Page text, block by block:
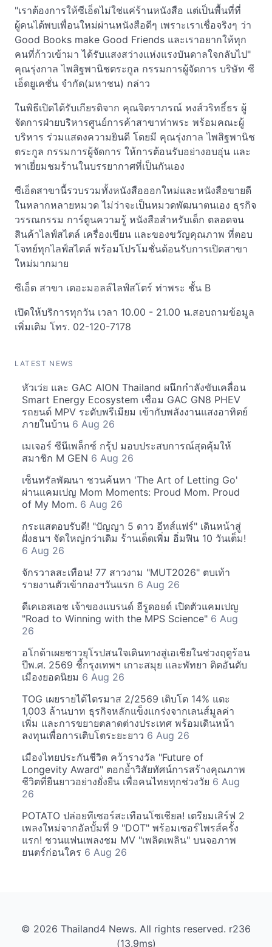
"เราต้องการให้ซีเอ็ดไม่ใช่แค่ร้านหนังสือ แต่เป็นพื้นที่ที่
ผู้คนได้พบเพื่อนใหม่ผ่านหนังสือดีๆ เพราะเราเชื่อจริงๆ ว่า
Good Books make Good Friends และเราอยากให้ทุก
คนที่ก้าวเข้ามา ได้รับแสงสว่างแห่งแรงบันดาลใจกลับไป"
คุณรุ่งกาล ไพสิฐพานิชตระกูล กรรมการผู้จัดการ บริษัท ซี
เอ็ดยูเคชั่น จำกัด(มหาชน) กล่าว
ในพิธีเปิดได้รับเกียรติจาก คุณจิตราภรณ์ หงส์วริทธิ์ธร ผู้
จัดการฝ่ายบริหารศูนย์การค้าสาขาท่าพระ พร้อมคณะผู้
บริหาร ร่วมแสดงความยินดี โดยมี คุณรุ่งกาล ไพสิฐพานิช
ตระกูล กรรมการผู้จัดการ ให้การต้อนรับอย่างอบอุ่น และ
พาเยี่ยมชมร้านในบรรยากาศที่เป็นกันเอง
ซีเอ็ดสาขานี้รวบรวมทั้งหนังสือออกใหม่และหนังสือขายดี
ในหลากหลายหมวด ไม่ว่าจะเป็นหมวดพัฒนาตนเอง ธุรกิจ
วรรณกรรม การ์ตูนความรู้ หนังสือสำหรับเด็ก ตลอดจน
สินค้าไลฟ์สไตล์ เครื่องเขียน และของขวัญคุณภาพ ที่ตอบ
โจทย์ทุกไลฟ์สไตล์ พร้อมโปรโมชั่นต้อนรับการเปิดสาขา
ใหม่มากมาย
ซีเอ็ด สาขา เดอะมอลล์ไลฟ์สโตร์ ท่าพระ ชั้น B
เปิดให้บริการทุกวัน เวลา 10.00 - 21.00 น.สอบถามข้อมูล
เพิ่มเติม โทร. 02-120-7178
LATEST NEWS
หัวเว่ย และ GAC AION Thailand ผนึกกำลังขับเคลื่อน
Smart Energy Ecosystem เชื่อม GAC GN8 PHEV
รถยนต์ MPV ระดับพรีเมียม เข้ากับพลังงานแสงอาทิตย์
ภายในบ้าน 6 Aug 26
เมเจอร์ ซีนีเพล็กซ์ กรุ้ป มอบประสบการณ์สุดคุ้มให้
สมาชิก M GEN 6 Aug 26
เซ็นทรัลพัฒนา ชวนค้นหา 'The Art of Letting Go'
ผ่านแคมเปญ Mom Moments: Proud Mom. Proud
of My Mom. 6 Aug 26
กระแสตอบรับดี! "ปัญญา 5 ดาว อีทส์แฟร์" เดินหน้าสู่
ฝั่งธนฯ จัดใหญ่กว่าเดิม ร้านเด็ดเพิ่ม อิ่มฟิน 10 วันเต็ม!
6 Aug 26
จักรวาลสะเทือน! 77 สาวงาม "MUT2026" ตบเท้า
รายงานตัวเข้ากองฯวันแรก 6 Aug 26
ดีเคเอสเอช เจ้าของแบรนด์ ฮีรูดอยด์ เปิดตัวแคมเปญ
"Road to Winning with the MPS Science" 6 Aug
26
อโกด้าเผยชาวยุโรปสนใจเดินทางสู่เอเชียในช่วงฤดูร้อน
ปีพ.ศ. 2569 ชี้กรุงเทพฯ เกาะสมุย และพัทยา ติดอันดับ
เมืองยอดนิยม 6 Aug 26
TOG เผยรายได้ไตรมาส 2/2569 เติบโต 14% แตะ
1,003 ล้านบาท ธุรกิจหลักแข็งแกร่งจากเลนส์มูลค่า
เพิ่ม และการขยายตลาดต่างประเทศ พร้อมเดินหน้า
ลงทุนเพื่อการเติบโตระยะยาว 6 Aug 26
เมืองไทยประกันชีวิต คว้ารางวัล "Future of
Longevity Award" ตอกย้ำวิสัยทัศน์การสร้างคุณภาพ
ชีวิตที่ยืนยาวอย่างยั่งยืน เพื่อคนไทยทุกช่วงวัย 6 Aug
26
POTATO ปล่อยทีเซอร์สะเทือนโซเชียล! เตรียมเสิร์ฟ 2
เพลงใหม่จากอัลบั้มที่ 9 "DOT" พร้อมเซอร์ไพรส์ครั้ง
แรก! ชวนแฟนเพลงชม MV "เพลิดเพลิน" บนจอภาพ
ยนตร์ก่อนใคร 6 Aug 26
© 2026 Thailand4 News. All rights reserved. r236
(13.9ms)